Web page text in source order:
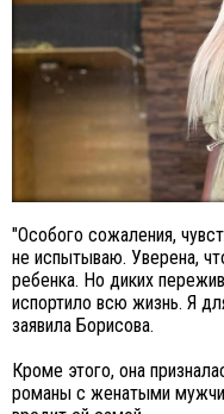
"Особого сожаления,
не испытываю. Уверена,
ребенка. Но диких
испортило всю жизнь. Я
заявила Борисова.
Кроме этого, она
романы с женатыми